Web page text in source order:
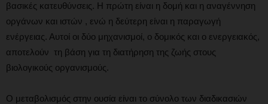
βασικές κατευθύνσεις. Η πρώτη είναι η δομή και η αναγέννηση
οργάνων και ιστών , ενώ η δεύτερη είναι η παραγωγή
ενέργειας. Αυτοί οι δύο μηχανισμοί, ο δομικός και ο ενεργειακός,
αποτελούν τη βάση για τη διατήρηση της ζωής στους
βιολογικούς οργανισμούς.
Ο μεταβολισμός στην ουσία είναι το σύνολο των διαδικασιών